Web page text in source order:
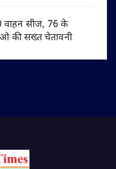
वाहन सीज, 76 के
की सख्त चेतावनी